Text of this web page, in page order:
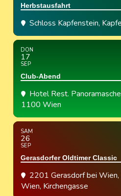
Herbstausfahrt
Schloss Kapfenstein,
DON
17
SEP
Club-Abend
Hotel Rest.
1100 Wien
SAM
26
SEP
Gerasdorfer Oldtimer Classic
2201 Gerasdorf bei Wien
Wien, Kirchengasse